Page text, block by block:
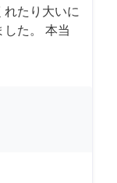
たり大いに
した。 本当